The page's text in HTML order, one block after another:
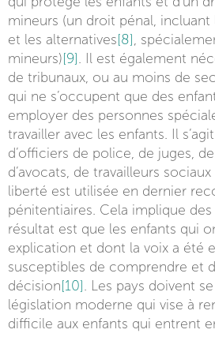
mineurs (un droit pénal, incluant
et les alternatives [8]
,
mineurs) [9]
. Il est également
de tribunaux, ou au moins de
qui ne s’occupent que des
employer des personnes
travailler avec les enfants. Il
d’officiers de police, de juges,
d’avocats, de travailleurs
liberté est utilisée en dernier
pénitentiaires. Cela implique
résultat est que les enfants qui
explication et dont la voix a été
susceptibles de comprendre et
décision [10]
. Les pays doivent
législation moderne qui vise à
difficile aux enfants qui entrent